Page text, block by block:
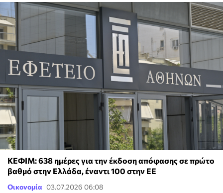
ΚΕΦΙΜ: 638 ημέρες για την έκδοση απόφασης σε πρώτο
βαθμό στην Ελλάδα, έναντι 100 στην ΕΕ
Οικονομία 03.07.2026 06:08